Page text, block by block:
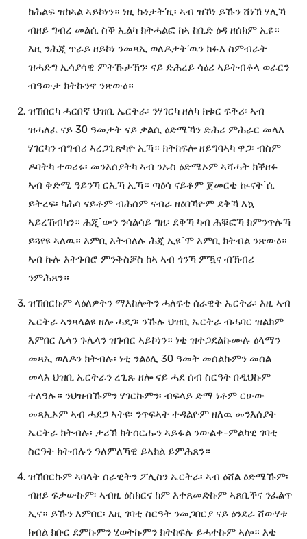
ከሕልፍ ዝከኣል ኣይኮነን። ነዚ ኩነታት’ዚ፡ ኣብ ዝኾነ ይኹን ሸነኽ ሃሊኻ
ብዘይ ግብረ መልሲ ስቕ ኢልካ ክትሓልፎ ከኣ ከቢድ ዕዳ ዘሰክም ኢዩ።
እዚ ንሕጂ ጥራይ ዘይኮነ ንመጻኢ ወለዶታት’ዉን ክፉእ ስምብራት
ዝሓድግ ኢሳያሳዊ ምትኹታኽን፡ ናይ ድሕረይ ሳዕሪ ኣይትብቆላ ወራርን
ብዓውታ ክትኩንኖ ንጽውዕ።
ዝኸበርካ ሓርበኛ ህዝቢ ኤርትራ፡ ንሃገርካ ዘለካ ክቱር ፍቅሪ፡ ኣብ
ዝሓለፈ ናይ 30 ዓመታት ናይ ቃልሲ ዕድሜኻን ድሕሪ ምሕራር መላእ
ሃገርካን ብግብሪ ኣረጋጊጽካዮ ኢኻ። ክትከፍሎ ዘይግባኣካ ዋጋ፡ ብስም
ዶባትካ ተወሪሩ፡ መንእሰያትካ ኣብ ንኡስ ዕድሜኦም ኣሻሓት ክቕዘፉ
ኣብ ቅድሚ ዓይንኻ ርኢኻ ኢኻ። ጣዕሳ ናይቶም ጀመርቲ ኲናት`ሲ
ይትረፍ፡ ካሕሳ ናይቶም ብሕሰም ናብራ ዘዕበኻዮም ደቅኻ እኳ
ኣይረኸብካን። ሕጂ`ውን ንሳልሳይ ግዜ፡ ደቅኻ ካብ ሕቑፎኻ ክምንጥሉኻ
ይጓየዩ ኣለዉ። እምቢ እትብለሉ ሕጂ ኢዩ`ሞ እምቢ ክትብል ንጽውዕ።
ኣብ ኩሉ እትገብሮ ምንቅስቓስ ከኣ ኣብ ጎንኻ ምዃና ብኽብሪ
ንምሕጸን።
ዝኸበርኩም ላዕለዎትን ማእከሎትን ሓለፍቲ ሰራዊት ኤርትራ፡ እዚ ኣብ
ኤርትራ ኣንጻላልዩ ዘሎ ሓደጋ፡ ንኹሉ ህዝቢ ኤርትራ ብሓባር ዝልክም
እምበር ሌላን ጉሌላን ዝገብር ኣይኮነን። ነቲ ዝተጋደልኩሙሉ ዕላማን
መጻኢ ወለዶን ክትብሉ፡ ነቲ ንልዕሊ 30 ዓመት መሰልኩምን መሰል
መላእ ህዝቢ ኤርትራን ረጊጹ ዘሎ ናይ ሓደ ሰብ ስርዓት በዲህኩም
ተለዓሉ። ንህዝብኹምን ሃገርኩምን፡ ብፍላይ ድማ ነቶም ርሁው
መጻኢኦም ኣብ ሓደጋ ኣትዩ፡ ንጥፍኣት ተዳልዮም ዘለዉ መንእሰያት
ኤርትራ ክትብሉ፡ ታሪኽ ክትሰርሑን ኣይፋል ንውልቀ-ምልካዊ ገባቲ
ስርዓት ክትብሉን ዓለምለኻዊ ይኣክል ይምሕጸን።
ዝኸበርኩም ኣባላት ሰራዊትን ፖሊስን ኤርትራ፡ ኣብ ዕሸል ዕድሜኹም፡
ብዘይ ፍታውኩም፡ ኣብዚ ዕስክርና ከም እተጸመድኩም ኣጸቢቕና ንፈልጥ
ኢና። ይኹን እምበር፡ እዚ ገባቲ ስርዓት ንመጋበርያ ናይ ዕንደራ ሸውሃቱ
ክብል ክቡር ደምኩምን ሂወትኩምን ክትከፍሉ ይሓተኩም ኣሎ። እቲ